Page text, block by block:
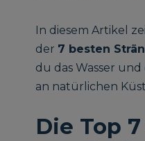
In diesem Artikel
der 7 besten
du das Wasser
an natürlichen
Die Top